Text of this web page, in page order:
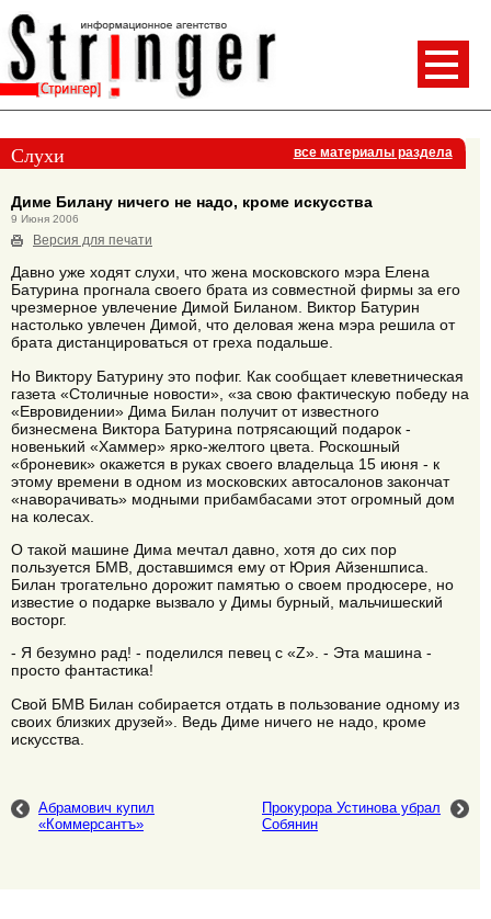
Слухи все материалы раздела
Диме Билану ничего не надо, кроме искусства
9 Июня 2006
Версия для печати
Давно уже ходят слухи, что жена московского мэра Елена
Батурина прогнала своего брата из совместной фирмы за его
чрезмерное увлечение Димой Биланом. Виктор Батурин
настолько увлечен Димой, что деловая жена мэра решила от
брата дистанцироваться от греха подальше.
Но Виктору Батурину это пофиг. Как сообщает клеветническая
газета «Столичные новости», «за свою фактическую победу на
«Евровидении» Дима Билан получит от известного
бизнесмена Виктора Батурина потрясающий подарок -
новенький «Хаммер» ярко-желтого цвета. Роскошный
«броневик» окажется в руках своего владельца 15 июня - к
этому времени в одном из московских автосалонов закончат
«наворачивать» модными прибамбасами этот огромный дом
на колесах.
О такой машине Дима мечтал давно, хотя до сих пор
пользуется БМВ, доставшимся ему от Юрия Айзеншписа.
Билан трогательно дорожит памятью о своем продюсере, но
известие о подарке вызвало у Димы бурный, мальчишеский
восторг.
- Я безумно рад! - поделился певец с «Z». - Эта машина -
просто фантастика!
Свой БМВ Билан собирается отдать в пользование одному из
своих близких друзей». Ведь Диме ничего не надо, кроме
искусства.
Абрамович купил
«Коммерсантъ»
Прокурора Устинова убрал
Собянин